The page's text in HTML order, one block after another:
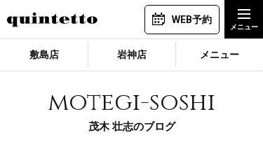
WEB予約
敷島店 岩神店 メニュー
motegi-soshi
茂木 壮志のブログ